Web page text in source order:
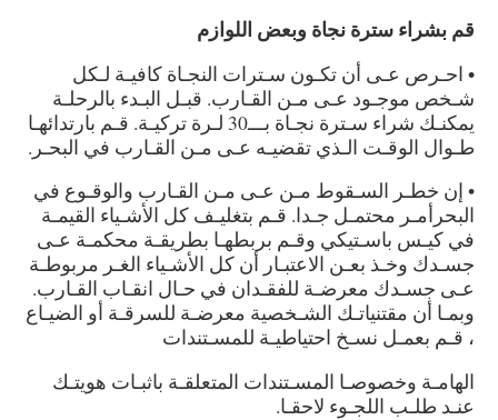
قم بشراء سترة نجاة وبعض اللوازم
• احـرص عـى أن تكـون سـترات النجـاة كافيـة لـكل
شـخص موجـود عـى مـن القـارب. قبـل البـدء بالرحلـة
يمكنـك شراء سـترة نجـاة بـــ30 لـرة تركيـة. قـم بارتدائهـا
طـوال الوقـت الـذي تقضيـه عـى مـن القـارب في البحـر.
• إن خطـر السـقوط مـن عـى مـن القـارب والوقـوع في
البحرأمـر محتمـل جـدا. قـم بتغليـف كل الأشـياء القيمـة
في كيـس باسـتيكي وقـم بربطهـا بطريقـة محكمـة عـى
جسـدك وخـذ بعـن الاعتبـار أن كل الأشـياء الغـر مربوطـة
عـى جسـدك معرضـة للفقـدان في حـال انقـاب القـارب.
وبمـا أن مقتنياتـك الشـخصية معرضـة للسرقـة أو الضيـاع
، قـم بعمـل نسـخ احتياطيـة للمسـتندات
الهامـة وخصوصـا المسـتندات المتعلقـة باثبـات هويتـك
عنـد طلـب اللجـوء لاحقـا.